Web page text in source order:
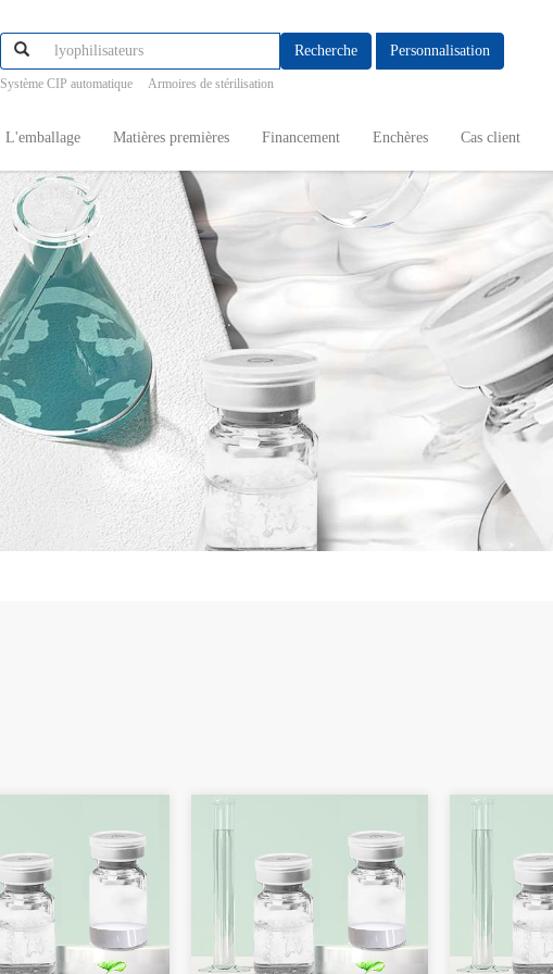
Recherche Personnalisation
Système CIP automatique Armoires de stérilisation
L'emballage Matières premières Financement Enchères Cas client